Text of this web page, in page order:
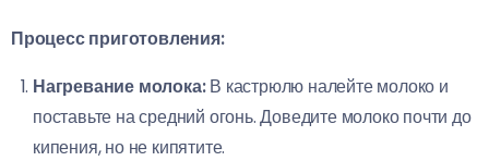
Процесс приготовления:
Нагревание молока:В кастрюлю налейте молоко и
поставьте на средний огонь. Доведите молоко почти до
кипения, но не кипятите.